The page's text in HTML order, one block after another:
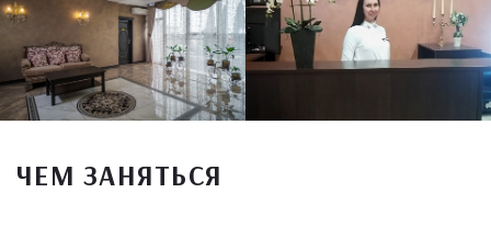
ЧЕМ ЗАНЯТЬСЯ